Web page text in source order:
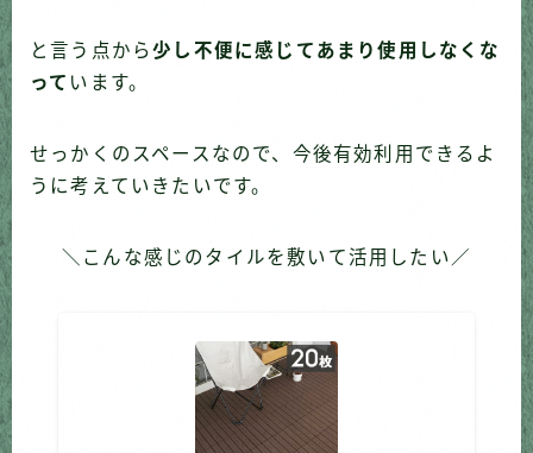
と言う点から少し不便に感じてあまり使用しなくな
って います。
せっかくのスペースなので、今後有効利用できるよ
うに考えていきたいです。
＼こんな感じのタイルを敷いて活用したい／